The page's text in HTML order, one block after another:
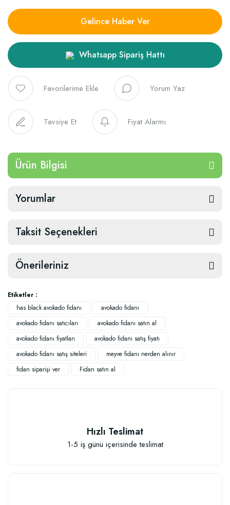
Gelince Haber Ver
Whatsapp Sipariş Hattı
Yorum Yaz
Tavsiye Et Fiyat Alarmı
Ürün Bilgisi
Yorumlar
Taksit Seçenekleri
Önerileriniz
Etiketler :
has black avokado fidanı
avokado fidanı
avokado fidanı satıcıları
avokado fidanı satın al
avokado fidanı fiyatları
avokado fidanı satış fiyatı
avokado fidanı satış siteleri
meyve fidanı nerden alınır
fidan siparişi ver
Fidan satın al
Hızlı Teslimat
1-5 iş günü içerisinde teslimat